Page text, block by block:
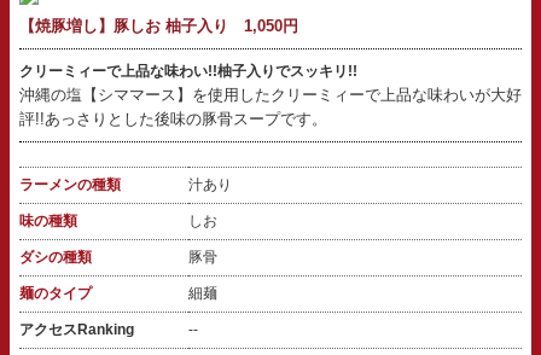
【焼豚増し】豚しお 柚子入り 1,050円
クリーミィーで上品な味わい!!柚子入りでスッキリ!!
沖縄の塩【シママース】を使用したクリーミィーで上品な味わいが大好
評!!あっさりとした後味の豚骨スープです。
ラーメンの種類 汁あり
味の種類 しお
ダシの種類 豚骨
麺のタイプ 細麺
アクセスRanking --